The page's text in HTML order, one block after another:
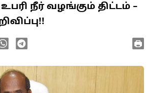
உபரி நீர் வழங்கும் திட்டம் –